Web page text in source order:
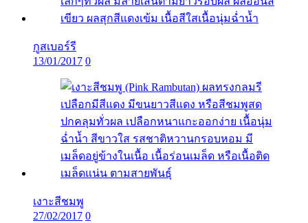
กูสเบอร์รี
13/01/2017 0
เงาะสีชมพู
27/02/2017 0